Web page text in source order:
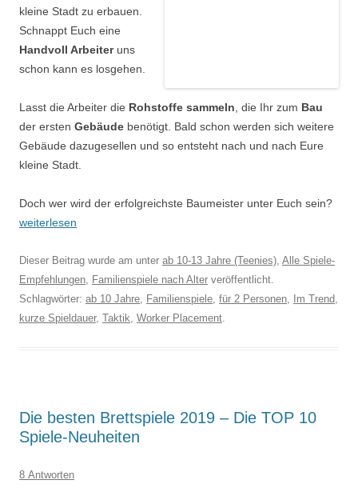
kleine Stadt zu erbauen.
Schnappt Euch eine
Handvoll Arbeiteruns
schon kann es losgehen.
Lasst die Arbeiter die Rohstoffe sammeln, die Ihr zum Bau
der ersten Gebäude benötigt. Bald schon werden sich weitere
Gebäude dazugesellen und so entsteht nach und nach Eure
kleine Stadt.
Doch wer wird der erfolgreichste Baumeister unter Euch sein?
weiterlesen
Dieser Beitrag wurde am unter ab 10-13 Jahre (Teenies), Alle Spiele-
Empfehlungen, Familienspiele nach Alter veröffentlicht.
Schlagwörter: ab 10 Jahre, Familienspiele, für 2 Personen, Im Trend,
kurze Spieldauer, Taktik, Worker Placement.
Die besten Brettspiele 2019 – Die TOP 10
Spiele-Neuheiten
8 Antworten